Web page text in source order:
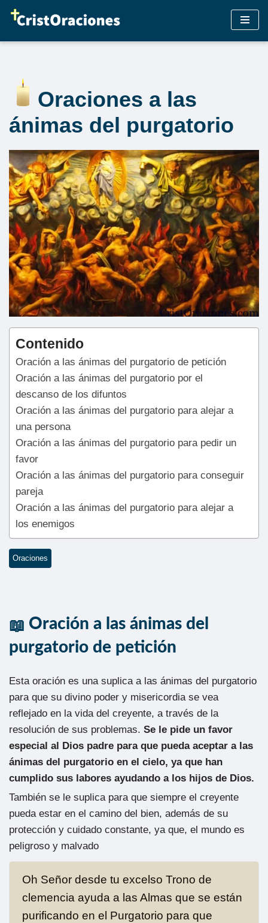
Oraciones a las
ánimas del purgatorio
Contenido
Oración a las ánimas del purgatorio de petición
Oración a las ánimas del purgatorio por el
descanso de los difuntos
Oración a las ánimas del purgatorio para alejar a
una persona
Oración a las ánimas del purgatorio para pedir un
favor
Oración a las ánimas del purgatorio para conseguir
pareja
Oración a las ánimas del purgatorio para alejar a
los enemigos
Oraciones
Oración a las ánimas del
purgatorio de petición
Esta oración es una suplica a las ánimas del purgatorio
para que su divino poder y misericordia se vea
reflejado en la vida del creyente, a través de la
resolución de sus problemas. Se le pide un favor
especial al Dios padre para que pueda aceptar a las
ánimas del purgatorio en el cielo, ya que han
cumplido sus labores ayudando a los hijos de Dios.
También se le suplica para que siempre el creyente
pueda estar en el camino del bien, además de su
protección y cuidado constante, ya que, el mundo es
peligroso y malvado
Oh Señor desde tu excelso Trono de
clemencia ayuda a las Almas que se están
purificando en el Purgatorio para que